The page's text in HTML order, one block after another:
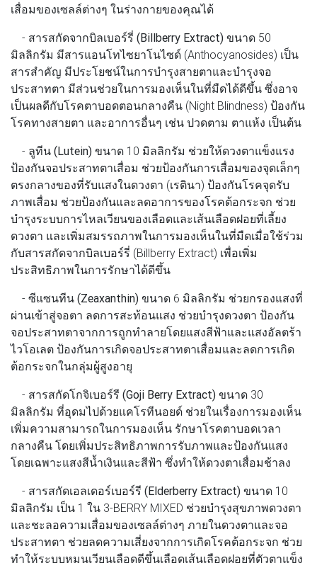
เสื่อมของเซลล์ต่างๆ ในร่างกายของคุณได้
- สารสกัดจากบิลเบอร์รี่ (Billberry Extract) ขนาด 50
มิลลิกรัม มีสารแอนโทไซยาโนไซด์ (Anthocyanosides) เป็น
สารสำคัญ มีประโยชน์ในการบำรุงสายตาและบำรุงจอ
ประสาทตา มีส่วนช่วยในการมองเห็นในที่มืดได้ดีขึ้น ซึ่งอาจ
เป็นผลดีกับโรคตาบอดตอนกลางคืน (Night Blindness) ป้องกัน
โรคทางสายตา และอาการอื่นๆ เช่น ปวดตาม ตาแห้ง เป็นต้น
- ลูทีน (Lutein) ขนาด 10 มิลลิกรัม ช่วยให้ดวงตาแข็งแรง
ป้องกันจอประสาทตาเสื่อม ช่วยป้องกันการเสื่อมของจุดเล็กๆ
ตรงกลางของที่รับแสงในดวงตา (เรตินา) ป้องกันโรคจุดรับ
ภาพเสื่อม ช่วยป้องกันและลดอาการของโรคต้อกระจก ช่วย
บำรุงระบบการไหลเวียนของเลือดและเส้นเลือดฝอยที่เลี้ยง
ดวงตา และเพิ่มสมรรถภาพในการมองเห็นในที่มืดเมื่อใช้ร่วม
กับสารสกัดจากบิลเบอร์รี่ (Billberry Extract) เพื่อเพิ่ม
ประสิทธิภาพในการรักษาได้ดีขึ้น
- ซีแซนทีน (Zeaxanthin) ขนาด 6 มิลลิกรัม ช่วยกรองแสงที่
ผ่านเข้าสู่จอตา ลดการสะท้อนแสง ช่วยบำรุงดวงตา ป้องกัน
จอประสาทตาจากการถูกทำลายโดยแสงสีฟ้าและแสงอัลตร้า
ไวโอเลต ป้องกันการเกิดจอประสาทตาเสื่อมและลดการเกิด
ต้อกระจกในกลุ่มผู้สูงอายุ
- สารสกัดโกจิเบอร์รี (Goji Berry Extract) ขนาด 30
มิลลิกรัม ที่อุดมไปด้วยแคโรทีนอยด์ ช่วยในเรื่องการมองเห็น
เพิ่มความสามารถในการมองเห็น รักษาโรคตาบอดเวลา
กลางคืน โดยเพิ่มประสิทธิภาพการรับภาพและป้องกันแสง
โดยเฉพาะแสงสีน้ำเงินและสีฟ้า ซึ่งทำให้ดวงตาเสื่อมช้าลง
- สารสกัดเอลเดอร์เบอร์รี (Elderberry Extract) ขนาด 10
มิลลิกรัม เป็น 1 ใน 3-BERRY MIXED ช่วยบำรุงสุขภาพดวงตา
และชะลอความเสื่อมของเซลล์ต่างๆ ภายในดวงตาและจอ
ประสาทตา ช่วยลดความเสี่ยงจากการเกิดโรคต้อกระจก ช่วย
ทำให้ระบบหมุนเวียนเลือดดีขึ้นเลือดเส้นเลือดฝอยที่ตัวตาแข็ง